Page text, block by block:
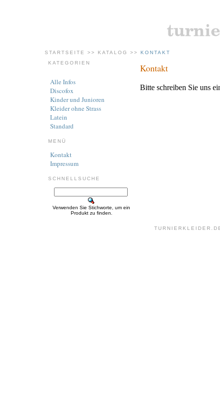
STARTSEITE >> KATALOG >> KONTAKT
KATEGORIEN
Alle Infos
Discofox
Kinder und Junioren
Kleider ohne Strass
Latein
Standard
MENÜ
Kontakt
Impressum
SCHNELLSUCHE
Verwenden Sie Stichworte, um ein
Produkt zu finden.
Kontakt
Bitte schreiben Sie uns